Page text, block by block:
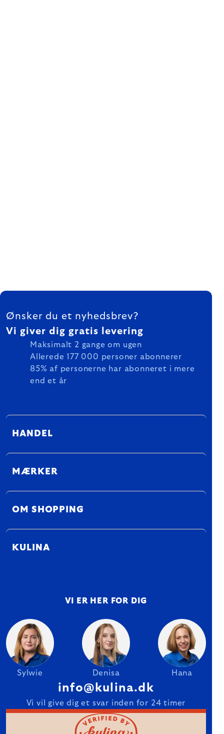
FOOTER
Ønsker du et nyhedsbrev?
Vi giver dig gratis levering
Maksimalt 2 gange om ugen
Allerede 177 000 personer abonnerer
85% af personerne har abonneret i mere
end et år
HANDEL
MÆRKER
OM SHOPPING
KULINA
VI ER HER FOR DIG
Sylwie Denisa Hana
info@kulina.dk
Vi vil give dig et svar inden for 24 timer